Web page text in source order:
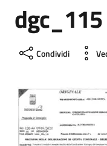
dgc_115
Condividi